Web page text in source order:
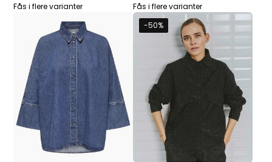
Fås i flere varianter Fås i flere varianter
-50%